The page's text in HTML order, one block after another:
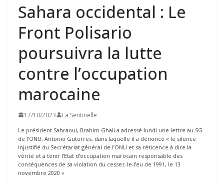
Sahara occidental : Le
Front Polisario
poursuivra la lutte
contre l’occupation
marocaine
17/10/2023 La Sentinelle
Le président Sahraoui, Brahim Ghali a adressé lundi une lettre au SG
de l’ONU, Antonio Guterres, dans laquelle il a dénoncé « le silence
injustifié du Secrétariat général de l’ONU et sa réticence à dire la
vérité et à tenir l’Etat d’occupation marocain responsable des
conséquences de sa violation du cessez-le-feu de 1991, le 13
novembre 2020 »